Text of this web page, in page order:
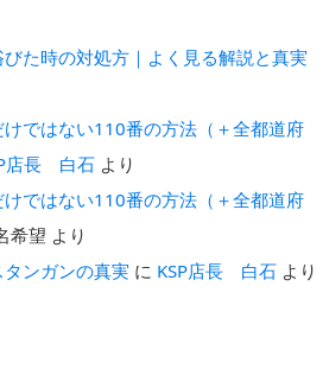
た時の対処方｜よく見る解説と真実
ではない110番の方法（＋全都道府
店長 白石 より
ではない110番の方法（＋全都道府
希望 より
ンガンの真実 に KSP店長 白石 より